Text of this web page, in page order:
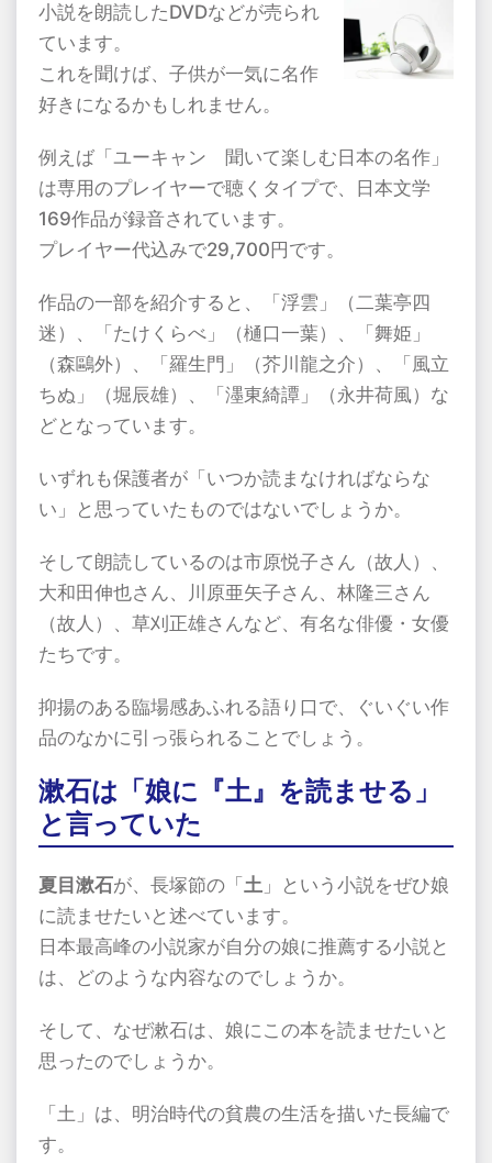
小説を朗読したDVDなどが売られ
ています。
これを聞けば、子供が一気に名作
好きになるかもしれません。
例えば「ユーキャン 聞いて楽しむ日本の名作」
は専用のプレイヤーで聴くタイプで、日本文学
169作品が録音されています。
プレイヤー代込みで29,700 円です。
作品の一部を紹介すると、「浮雲」（二葉亭四
迷）、「たけくらべ」（樋口一葉）、「舞姫」
（森鷗外）、「羅生門」（芥川龍之介）、「風立
ちぬ」（堀辰雄）、「濹東綺譚」（永井荷風）な
どとなっています。
いずれも保護者が「いつか読まなければならな
い」と思っていたものではないでしょうか。
そして朗読しているのは市原悦子さん（故人）、
大和田伸也さん、川原亜矢子さん、林隆三さん
（故人）、草刈正雄さんなど、有名な俳優・女優
たちです。
抑揚のある臨場感あふれる語り口で、ぐいぐい作
品のなかに引っ張られることでしょう。
漱石は「娘に『土』を読ませる」
と言っていた
夏目漱石が、長塚節の「 土 」という小説をぜひ娘
に読ませたいと述べています。
日本最高峰の小説家が自分の娘に推薦する小説と
は、どのような内容なのでしょうか。
そして、なぜ漱石は、娘にこの本を読ませたいと
思ったのでしょうか。
「土」は、明治時代の貧農の生活を描いた長編で
す。